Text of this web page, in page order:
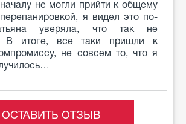
не могли прийти к общему
я видел это по-
уверяла, что так не
В итоге, все таки пришли к
не совсем то, что я
ОСТАВИТЬ ОТЗЫВ